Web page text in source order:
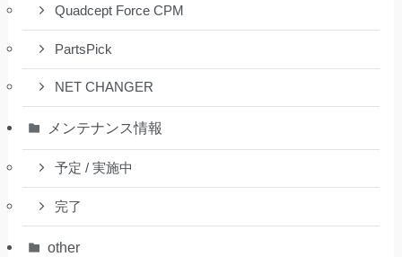
Quadcept Force CPM
PartsPick
NET CHANGER
メンテナンス情報
予定 / 実施中
完了
other